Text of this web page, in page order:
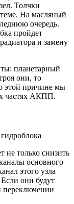
Толчки
На масляный
очередь.
пройдет
и замену
планетарный
они, то
этой причине мы
частях АКПП.
не только снизить
основного
этого узла
Если они будут
переключении